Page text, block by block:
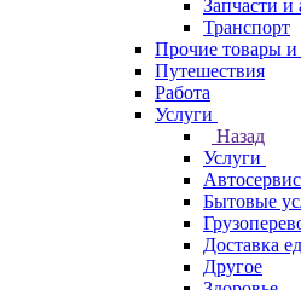
Запчасти и
Транспорт
Прочие товары и
Путешествия
Работа
Услуги
Назад
Услуги
Автосервис
Бытовые
Доставка
Другое